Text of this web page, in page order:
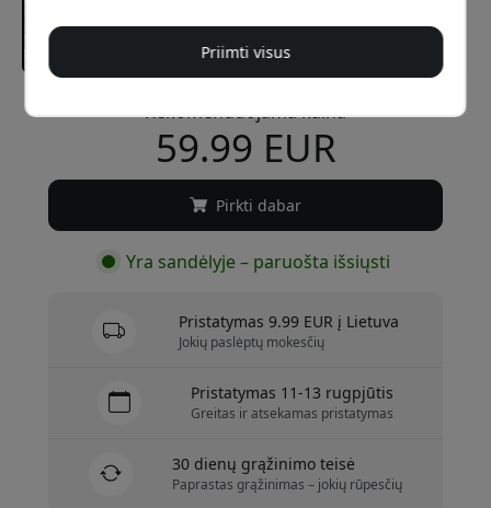
Rekomenduojama kaina
59.99 EUR
Pirkti dabar
Yra sandėlyje – paruošta išsiųsti
Pristatymas 9.99 EUR į Lietuva
Jokių paslėptų mokesčių
Pristatymas 11-13 rugpjūtis
Greitas ir atsekamas pristatymas
30 dienų grąžinimo teisė
Paprastas grąžinimas – jokių rūpesčių
Priimti visus